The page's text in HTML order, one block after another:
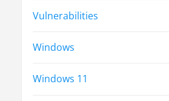
Vulnerabilities
Windows
Windows 11